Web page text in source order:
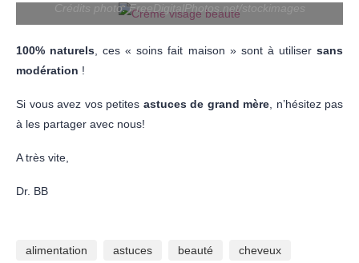
Crédits photo: FreeDigitalPhotos.net/stockimages
100% naturels, ces « soins fait maison » sont à utilisersans
modération !
Si vous avez vos petites astuces de grand mère, n’hésitez pas
à les partager avec nous!
A très vite,
Dr. BB
alimentation astuces beauté cheveux